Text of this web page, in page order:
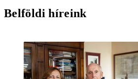
Belföldi híreink